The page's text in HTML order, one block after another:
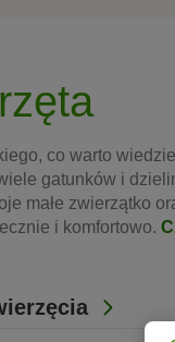
co warto
gatunków i
małe zwierzątko
i komfortowo.